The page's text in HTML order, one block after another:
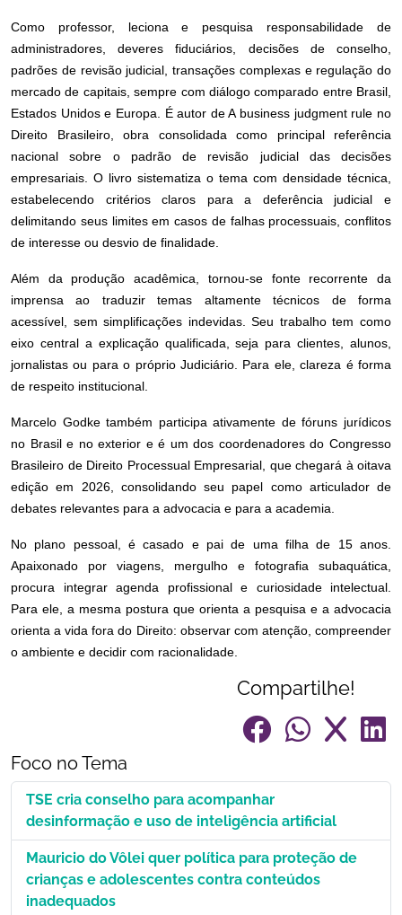
Como professor, leciona e pesquisa responsabilidade de
administradores, deveres fiduciários, decisões de conselho,
padrões de revisão judicial, transações complexas e regulação do
mercado de capitais, sempre com diálogo comparado entre Brasil,
Estados Unidos e Europa. É autor de A business judgment rule no
Direito Brasileiro, obra consolidada como principal referência
nacional sobre o padrão de revisão judicial das decisões
empresariais. O livro sistematiza o tema com densidade técnica,
estabelecendo critérios claros para a deferência judicial e
delimitando seus limites em casos de falhas processuais, conflitos
de interesse ou desvio de finalidade.
Além da produção acadêmica, tornou-se fonte recorrente da
imprensa ao traduzir temas altamente técnicos de forma
acessível, sem simplificações indevidas. Seu trabalho tem como
eixo central a explicação qualificada, seja para clientes, alunos,
jornalistas ou para o próprio Judiciário. Para ele, clareza é forma
de respeito institucional.
Marcelo Godke também participa ativamente de fóruns jurídicos
no Brasil e no exterior e é um dos coordenadores do Congresso
Brasileiro de Direito Processual Empresarial, que chegará à oitava
edição em 2026, consolidando seu papel como articulador de
debates relevantes para a advocacia e para a academia.
No plano pessoal, é casado e pai de uma filha de 15 anos.
Apaixonado por viagens, mergulho e fotografia subaquática,
procura integrar agenda profissional e curiosidade intelectual.
Para ele, a mesma postura que orienta a pesquisa e a advocacia
orienta a vida fora do Direito: observar com atenção, compreender
o ambiente e decidir com racionalidade.
Compartilhe!
Foco no Tema
TSE cria conselho para acompanhar
desinformação e uso de inteligência artificial
Mauricio do Vôlei quer política para proteção de
crianças e adolescentes contra conteúdos
inadequados